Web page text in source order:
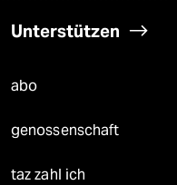
Unterstützen
abo
genossenschaft
taz zahl ich